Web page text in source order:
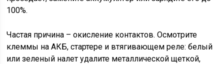
100%.
Частая причина – окисление контактов. Осмотрите
клеммы на АКБ, стартере и втягивающем реле: белый
или зеленый налет удалите металлической щеткой,